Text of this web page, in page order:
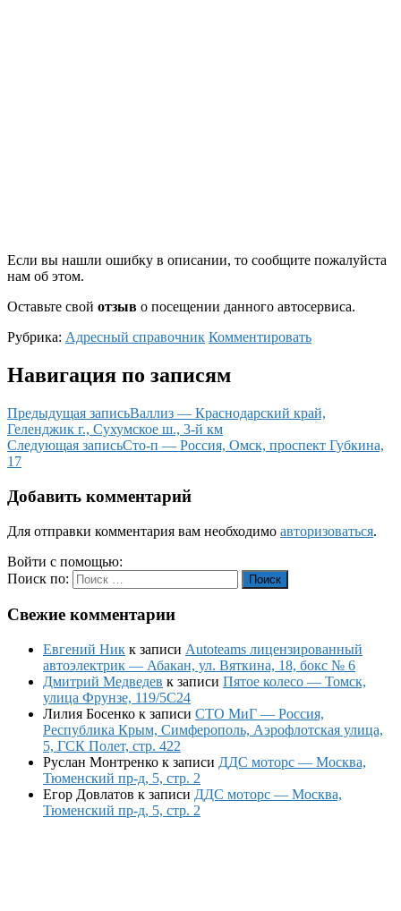
Если вы нашли ошибку в описании, то сообщите пожалуйста
нам об этом.
Оставьте свой отзыв о посещении данного автосервиса.
Рубрика: Адресный справочник Комментировать
Навигация по записям
Предыдущая записьВаллиз — Краснодарский край,
Геленджик г., Сухумское ш., 3-й км
Следующая записьСто-п — Россия, Омск, проспект Губкина,
17
Добавить комментарий
Для отправки комментария вам необходимо авторизоваться.
Войти с помощью:
Поиск по:
Поиск
Свежие комментарии
Евгений Ник к записи Autoteams лицензированный
автоэлектрик — Абакан, ул. Вяткина, 18, бокс № 6
Дмитрий Медведев к записи Пятое колесо — Томск,
улица Фрунзе, 119/5С24
Лилия Босенко к записи СТО МиГ — Россия,
Республика Крым, Симферополь, Аэрофлотская улица,
5, ГСК Полет, стр. 422
Руслан Монтренко к записи ДДС моторс — Москва,
Тюменский пр-д, 5, стр. 2
Егор Довлатов к записи ДДС моторс — Москва,
Тюменский пр-д, 5, стр. 2